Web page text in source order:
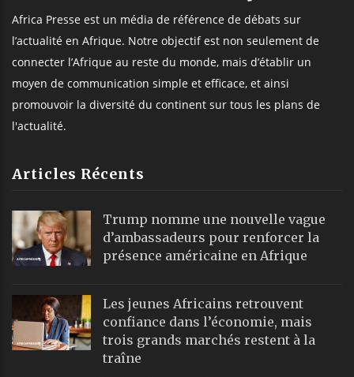
Africa Presse est un média de référence de débats sur
l’actualité en Afrique. Notre objectif est non seulement de
connecter l’Afrique au reste du monde, mais d’établir un
moyen de communication simple et efficace, et ainsi
promouvoir la diversité du continent sur tous les plans de
l'actualité.
Articles Récents
Trump nomme une nouvelle vague
d’ambassadeurs pour renforcer la
présence américaine en Afrique
Les jeunes Africains retrouvent
confiance dans l’économie, mais
trois grands marchés restent à la
traîne